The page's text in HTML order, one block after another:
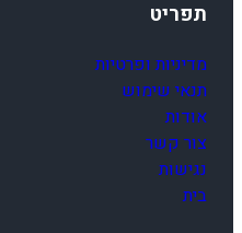
תפריט
מדיניות ופרטיות
תנאי שימוש
אודות
צור קשר
נגישות
בית